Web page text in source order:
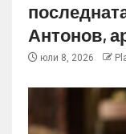
Антонов,
юли 8, 2026